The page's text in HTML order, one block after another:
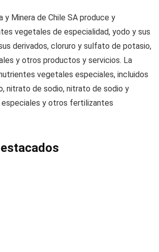
y Minera de Chile SA produce y
vegetales de especialidad, yodo y sus
derivados, cloruro y sulfato de potasio,
y otros productos y servicios. La
vegetales especiales, incluidos
nitrato de sodio, nitrato de sodio y
y otros fertilizantes